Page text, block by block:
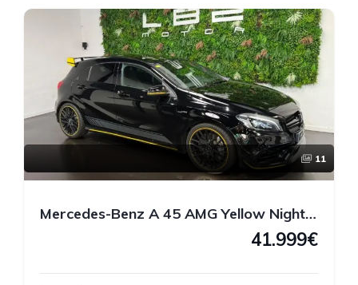
11
Mercedes-Benz A 45 AMG Yellow Night Edition 4MATIC 381 CV
41.999€